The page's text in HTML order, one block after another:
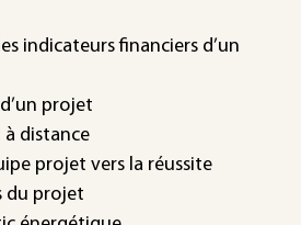
indicateurs financiers d’un
projet
distance
projet vers la réussite
du projet